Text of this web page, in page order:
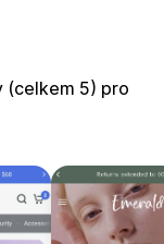
(celkem 5) pro